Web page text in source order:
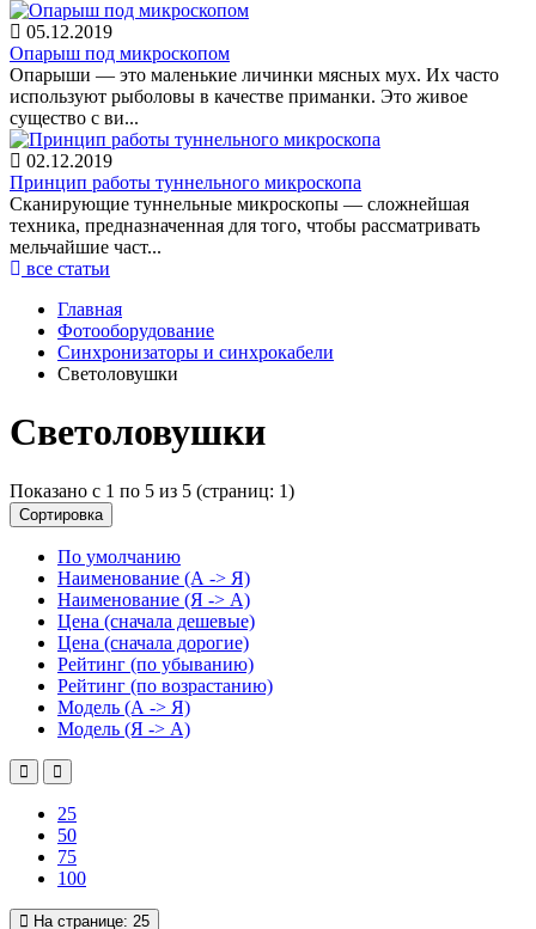
05.12.2019
Опарыш под микроскопом
Опарыши — это маленькие личинки мясных мух. Их часто
используют рыболовы в качестве приманки. Это живое
существо с ви...
02.12.2019
Принцип работы туннельного микроскопа
Сканирующие туннельные микроскопы — сложнейшая
техника, предназначенная для того, чтобы рассматривать
мельчайшие част...
все статьи
Главная
Фотооборудование
Синхронизаторы и синхрокабели
Светоловушки
Светоловушки
Показано с 1 по 5 из 5 (страниц: 1)
Сортировка
По умолчанию
Наименование (А -> Я)
Наименование (Я -> А)
Цена (сначала дешевые)
Цена (сначала дорогие)
Рейтинг (по убыванию)
Рейтинг (по возрастанию)
Модель (А -> Я)
Модель (Я -> А)
25
50
75
100
На странице: 25